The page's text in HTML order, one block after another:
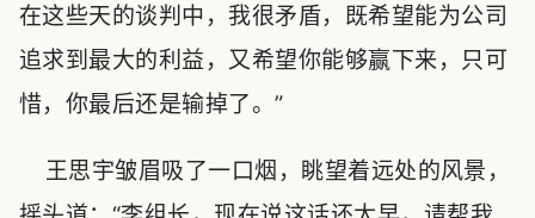
在这些天的谈判中，我很矛盾，既希望能为公司
追求到最大的利益，又希望你能够赢下来，只可
惜，你最后还是输掉了。”
王思宇皱眉吸了一口烟，眺望着远处的风景，